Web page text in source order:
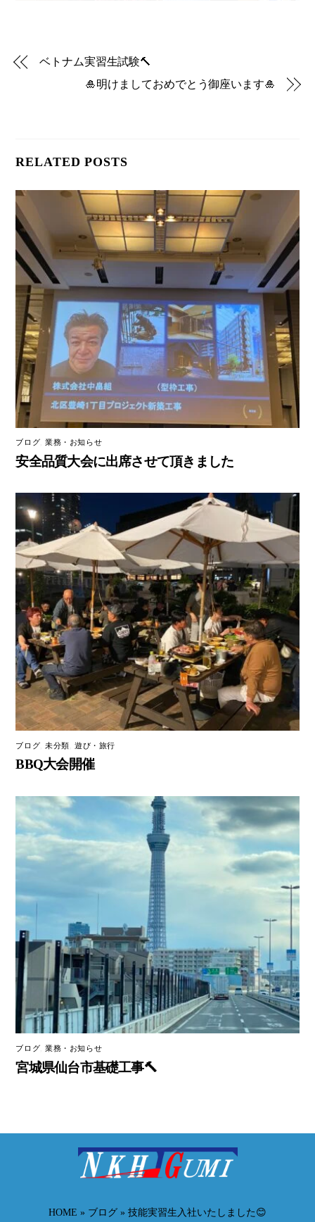
ベトナム実習生試験🔨
🎍明けましておめでとう御座います🎍
RELATED POSTS
ブログ ,業務・お知らせ
安全品質大会に出席させて頂きました
ブログ ,未分類 ,遊び・旅行
BBQ大会開催
ブログ ,業務・お知らせ
宮城県仙台市基礎工事🔨
HOME » ブログ » 技能実習生入社いたしました😊